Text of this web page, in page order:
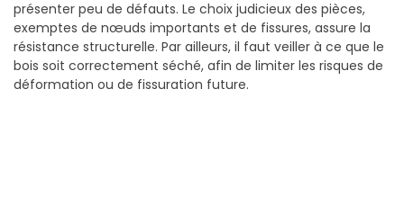
présenter peu de défauts. Le choix judicieux des pièces,
exemptes de nœuds importants et de fissures, assure la
résistance structurelle. Par ailleurs, il faut veiller à ce que le
bois soit correctement séché, afin de limiter les risques de
déformation ou de fissuration future.